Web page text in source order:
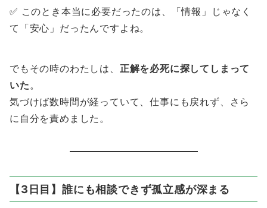
✅ このとき本当に必要だったのは、「情報」じゃなく
て「安心」だったんですよね。
でもその時のわたしは、 正解を必死に探してしまって
いた 。
気づけば数時間が経っていて、仕事にも戻れず、さら
に自分を責めました。
【3日目】誰にも相談できず孤立感が深まる